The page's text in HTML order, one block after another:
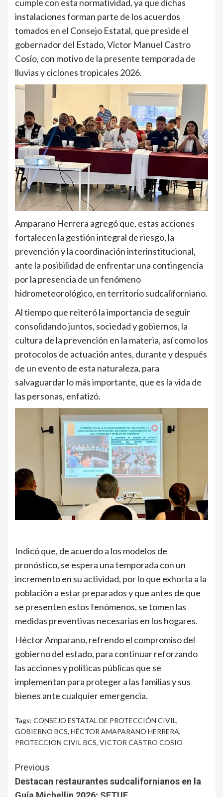
cumple con esta normatividad, ya que dichas
instalaciones forman parte de los acuerdos
tomados en el Consejo Estatal, que preside el
gobernador del Estado, Víctor Manuel Castro
Cosío, con motivo de la presente temporada de
lluvias y ciclones tropicales 2026.
Amparano Herrera agregó que, estas acciones
fortalecen la gestión integral de riesgo, la
prevención y la coordinación interinstitucional,
ante la posibilidad de enfrentar una contingencia
por la presencia de un fenómeno
hidrometeorológico, en territorio sudcaliforniano.
Al tiempo que reiteró la importancia de seguir
consolidando juntos, sociedad y gobiernos, la
cultura de la prevención en la materia, así como los
protocolos de actuación antes, durante y después
de un evento de esta naturaleza, para
salvaguardar lo más importante, que es la vida de
las personas, enfatizó.
Indicó que, de acuerdo a los modelos de
pronóstico, se espera una temporada con un
incremento en su actividad, por lo que exhorta a la
población a estar preparados y que antes de que
se presenten estos fenómenos, se tomen las
medidas preventivas necesarias en los hogares.
Héctor Amparano, refrendo el compromiso del
gobierno del estado, para continuar reforzando
las acciones y políticas públicas que se
implementan para proteger a las familias y sus
bienes ante cualquier emergencia.
Tags: CONSEJO ESTATAL DE PROTECCIÓN CIVIL,
GOBIERNO BCS, HÉCTOR AMAPARANO HERRERA,
PROTECCION CIVIL BCS, VICTOR CASTRO COSIO
Continue
Reading
Previous
Destacan restaurantes sudcalifornianos en la